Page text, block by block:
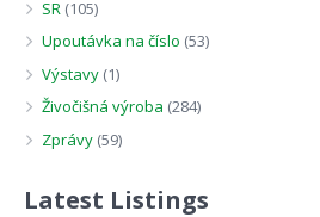
SR (105)
Upoutávka na číslo (53)
Výstavy (1)
Živočišná výroba (284)
Zprávy (59)
Latest Listings